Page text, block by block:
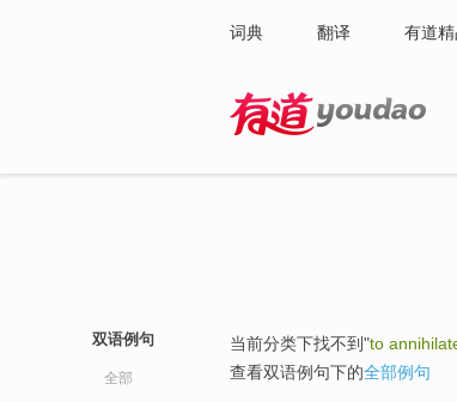
词典 翻译 有道
双语例句
全部
当前分类下找不到"to
查看双语例句下的全部例句